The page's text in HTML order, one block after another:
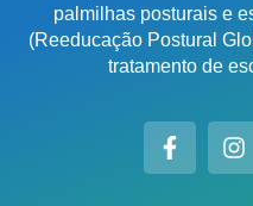
palmilhas posturais e
(Reeducação Postural
tratamento de